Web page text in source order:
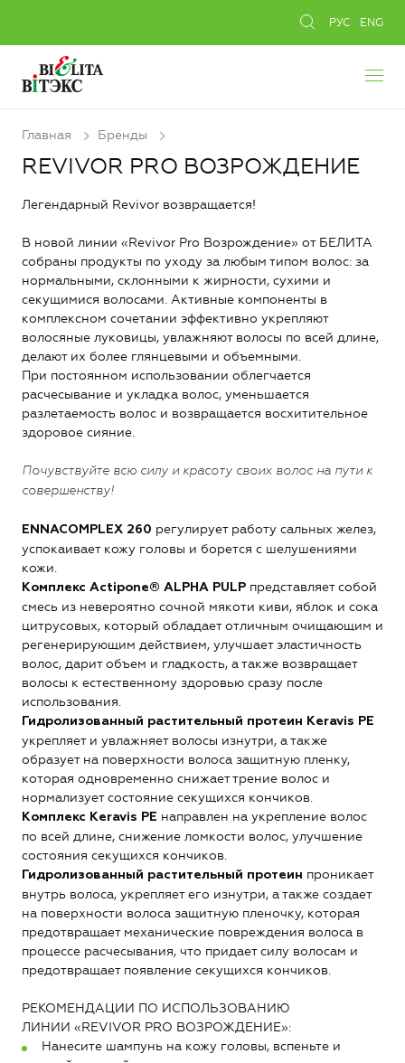
РУС ENG
Главная Бренды
REVIVOR PRO ВОЗРОЖДЕНИЕ
Легендарный Revivor возвращается!
В новой линии «Revivor Pro Возрождение» от БЕЛИТА
собраны продукты по уходу за любым типом волос: за
нормальными, склонными к жирности, сухими и
секущимися волосами. Активные компоненты в
комплексном сочетании эффективно укрепляют
волосяные луковицы, увлажняют волосы по всей длине,
делают их более глянцевыми и объемными.
При постоянном использовании облегчается
расчесывание и укладка волос, уменьшается
разлетаемость волос и возвращается восхитительное
здоровое сияние.
Почувствуйте всю силу и красоту своих волос на пути к
совершенству!
ENNACOMPLEX 260 регулирует работу сальных желез,
успокаивает кожу головы и борется с шелушениями
кожи.
Комплекс Actipone® ALPHA PULP представляет собой
смесь из невероятно сочной мякоти киви, яблок и сока
цитрусовых, который обладает отличным очищающим и
регенерирующим действием, улучшает эластичность
волос, дарит объем и гладкость, а также возвращает
волосы к естественному здоровью сразу после
использования.
Гидролизованный растительный протеин Keravis PE
укрепляет и увлажняет волосы изнутри, а также
образует на поверхности волоса защитную пленку,
которая одновременно снижает трение волос и
нормализует состояние секущихся кончиков.
Комплекс Keravis PE направлен на укрепление волос
по всей длине, снижение ломкости волос, улучшение
состояния секущихся кончиков.
Гидролизованный растительный протеин проникает
внутрь волоса, укрепляет его изнутри, а также создает
на поверхности волоса защитную пленочку, которая
предотвращает механические повреждения волоса в
процессе расчесывания, что придает силу волосам и
предотвращает появление секущихся кончиков.
РЕКОМЕНДАЦИИ ПО ИСПОЛЬЗОВАНИЮ
ЛИНИИ «REVIVOR PRO ВОЗРОЖДЕНИЕ»:
Нанесите шампунь на кожу головы, вспеньте и